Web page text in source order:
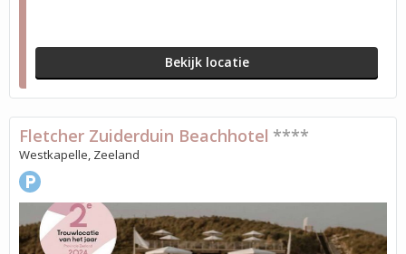
Bekijk locatie
Fletcher Zuiderduin Beachhotel ****
Westkapelle, Zeeland